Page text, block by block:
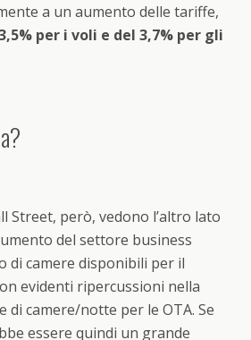
a un aumento delle tariffe,
per i voli e del 3,7% per gli
Street, però, vedono l’altro lato
del settore business
di camere disponibili per il
evidenti ripercussioni nella
di camere/notte per le OTA. Se
essere quindi un grande